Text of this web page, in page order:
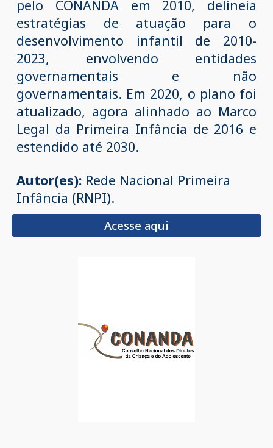
pelo CONANDA em 2010, delineia
estratégias de atuação para o
desenvolvimento infantil de 2010-
2023, envolvendo entidades
governamentais e não
governamentais. Em 2020, o plano foi
atualizado, agora alinhado ao Marco
Legal da Primeira Infância de 2016 e
estendido até 2030.
Autor(es): Rede Nacional Primeira
Infância (RNPI).
Acesse aqui